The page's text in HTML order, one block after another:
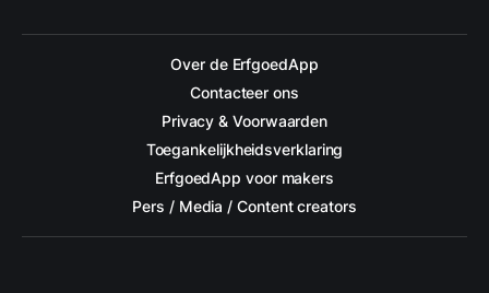
Over de ErfgoedApp
Contacteer ons
Privacy & Voorwaarden
Toegankelijkheidsverklaring
ErfgoedApp voor makers
Pers / Media / Content creators